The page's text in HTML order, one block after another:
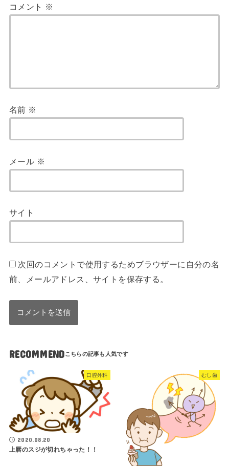
コメント ※
名前 ※
メール ※
サイト
次回のコメントで使用するためブラウザーに自分の名
前、メールアドレス、サイトを保存する。
RECOMMEND
口腔外科
2020.08.20
上唇のスジが切れちゃった！！
むし歯